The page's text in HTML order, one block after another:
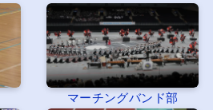
マーチングバンド部